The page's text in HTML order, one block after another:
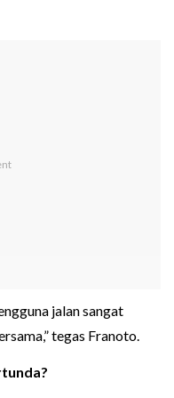
jalan sangat
tegas Franoto.